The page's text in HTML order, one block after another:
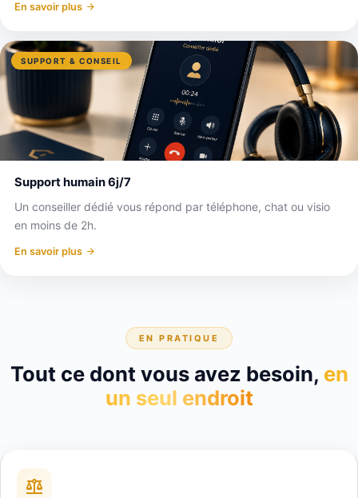
En savoir plus
SUPPORT & CONSEIL
Support humain 6j/7
Un conseiller dédié vous répond par téléphone, chat ou visio
en moins de 2h.
En savoir plus
EN PRATIQUE
Tout ce dont vous avez besoin, en
un seul endroit